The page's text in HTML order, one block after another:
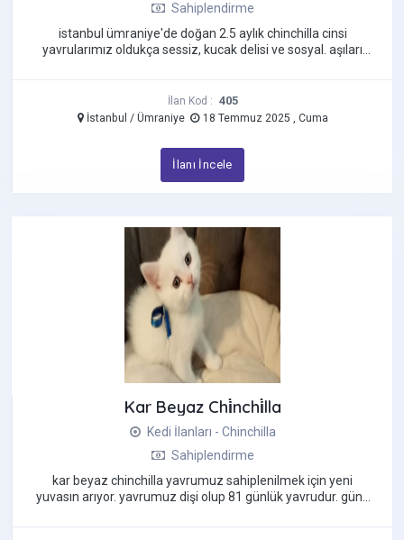
Sahiplendirme
i̇stanbul ümraniye'de doğan 2.5 aylık chinchilla cinsi
yavrularımız oldukça sessiz, kucak delisi ve sosyal. aşıları
İlan Kod : 405
İstanbul / Ümraniye 18 Temmuz 2025 , Cuma
İlanı İncele
Kar Beyaz Chi̇nchi̇lla
Kedi İlanları - Chinchilla
Sahiplendirme
kar beyaz chinchilla yavrumuz sahiplenilmek için yeni
yuvasın arıyor. yavrumuz dişi olup 81 günlük yavrudur. günü